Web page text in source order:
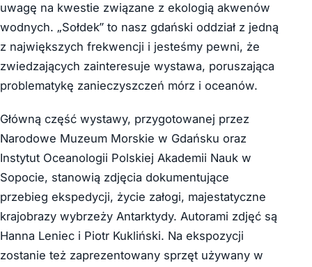
uwagę na kwestie związane z ekologią akwenów
wodnych. „Sołdek” to nasz gdański oddział z jedną
z największych frekwencji i jesteśmy pewni, że
zwiedzających zainteresuje wystawa, poruszająca
problematykę zanieczyszczeń mórz i oceanów.
Główną część wystawy, przygotowanej przez
Narodowe Muzeum Morskie w Gdańsku oraz
Instytut Oceanologii Polskiej Akademii Nauk w
Sopocie, stanowią zdjęcia dokumentujące
przebieg ekspedycji, życie załogi, majestatyczne
krajobrazy wybrzeży Antarktydy. Autorami zdjęć są
Hanna Leniec i Piotr Kukliński. Na ekspozycji
zostanie też zaprezentowany sprzęt używany w